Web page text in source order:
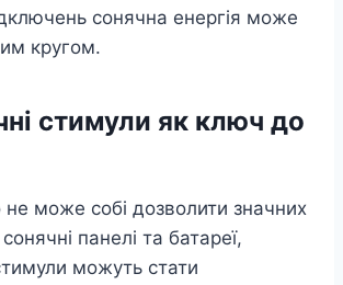
сонячна енергія може
кругом.
стимули як ключ до
може собі дозволити значних
панелі та батареї,
можуть стати